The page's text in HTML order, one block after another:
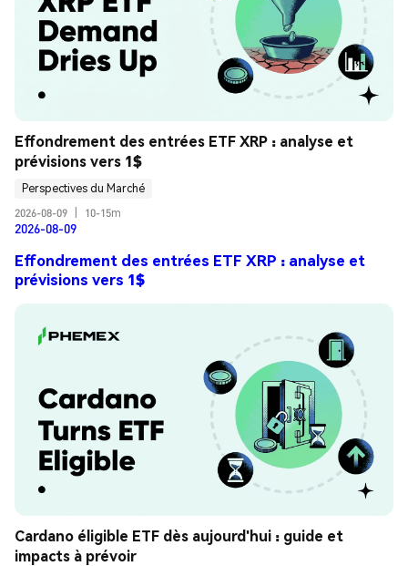
Effondrement des entrées ETF XRP : analyse et
prévisions vers 1$
Perspectives du Marché
2026-08-09
10-15m
2026-08-09
Effondrement des entrées ETF XRP : analyse et
prévisions vers 1$
Cardano éligible ETF dès aujourd'hui : guide et
impacts à prévoir